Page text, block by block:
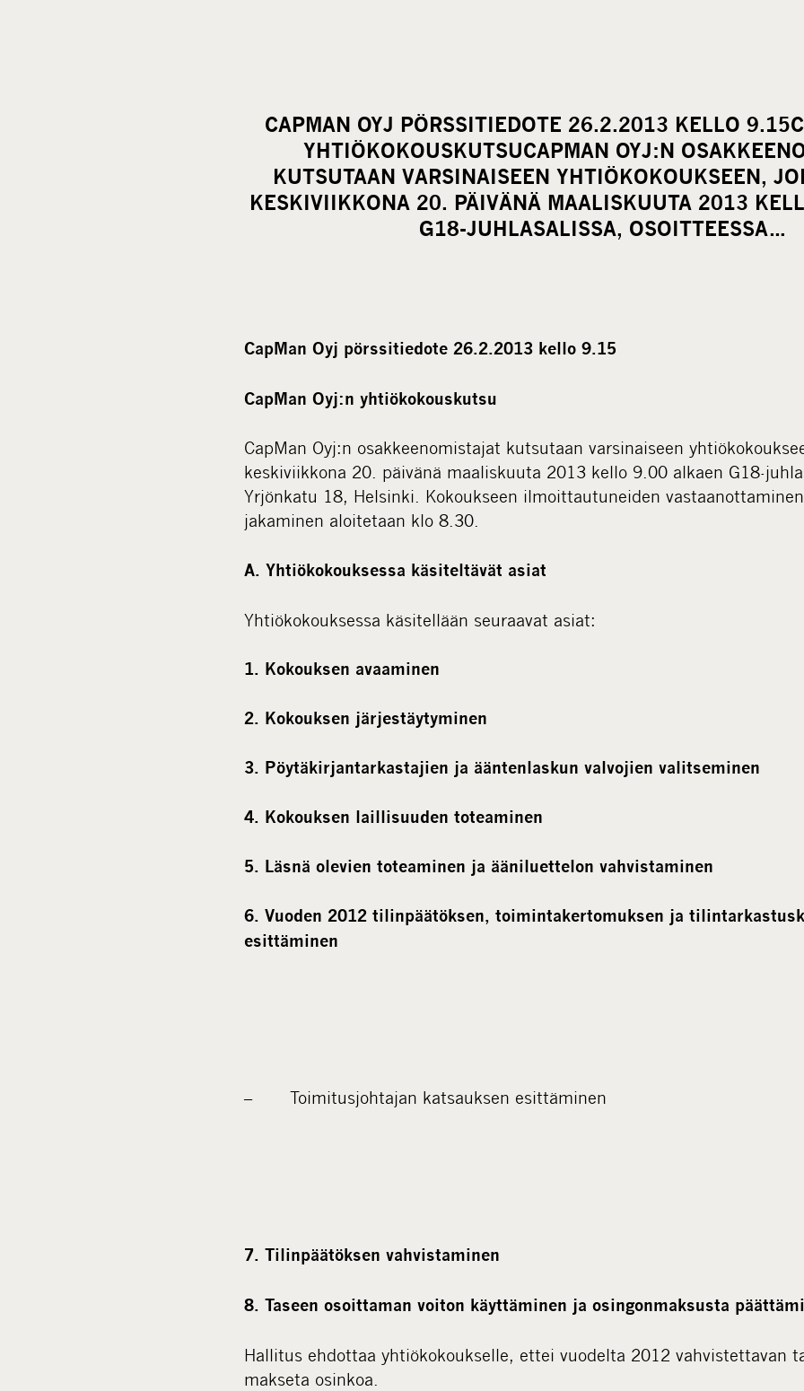
CAPMAN OYJ PÖRSSITIEDOTE 26.2.2013 KELLO
YHTIÖKOKOUSKUTSUCAPMAN OYJ:N
KUTSUTAAN VARSINAISEEN YHTIÖKOKOUKSEEN,
KESKIVIIKKONA 20. PÄIVÄNÄ MAALISKUUTA 2013
G18-JUHLASALISSA, OSOITTEESSA…
CapMan Oyj pörssitiedote 26.2.2013 kello 9.15
CapMan Oyj:n yhtiökokouskutsu
CapMan Oyj:n osakkeenomistajat kutsutaan varsinaiseen
keskiviikkona 20. päivänä maaliskuuta 2013 kello 9.00 alkaen G18-
Yrjönkatu 18, Helsinki. Kokoukseen ilmoittautuneiden
jakaminen aloitetaan klo 8.30.
A. Yhtiökokouksessa käsiteltävät asiat
Yhtiökokouksessa käsitellään seuraavat asiat:
1. Kokouksen avaaminen
2. Kokouksen järjestäytyminen
3. Pöytäkirjantarkastajien ja ääntenlaskun valvojien valitseminen
4. Kokouksen laillisuuden toteaminen
5. Läsnä olevien toteaminen ja ääniluettelon vahvistaminen
6. Vuoden 2012 tilinpäätöksen, toimintakertomuksen ja
esittäminen
– Toimitusjohtajan katsauksen esittäminen
7. Tilinpäätöksen vahvistaminen
8. Taseen osoittaman voiton käyttäminen ja osingonmaksusta
Hallitus ehdottaa yhtiökokoukselle, ettei vuodelta 2012 vahvistettavan
makseta osinkoa.